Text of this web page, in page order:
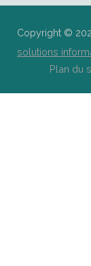
Copyright ©
solutions
Plan du